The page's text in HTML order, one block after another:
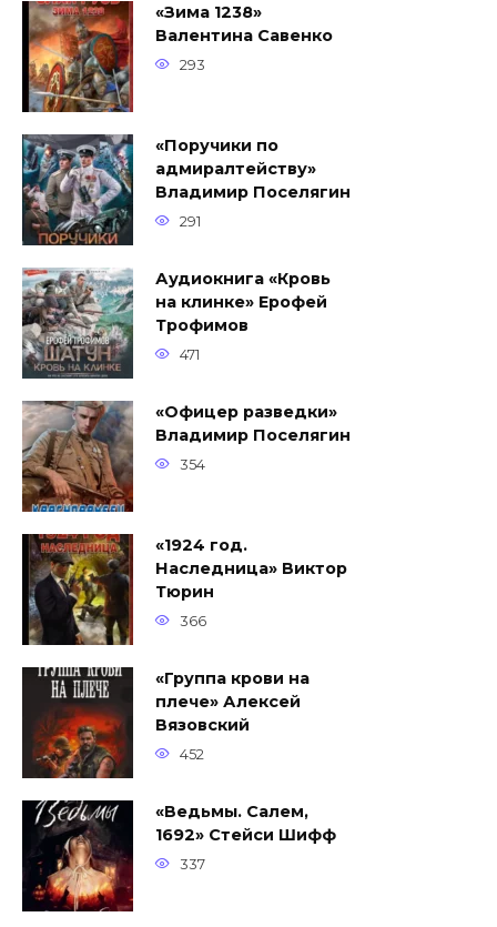
«Зима 1238»
Валентина Савенко
293
«Поручики по
адмиралтейству»
Владимир Поселягин
291
Аудиокнига «Кровь
на клинке» Ерофей
Трофимов
471
«Офицер разведки»
Владимир Поселягин
354
«1924 год.
Наследница» Виктор
Тюрин
366
«Группа крови на
плече» Алексей
Вязовский
452
«Ведьмы. Салем,
1692» Стейси Шифф
337